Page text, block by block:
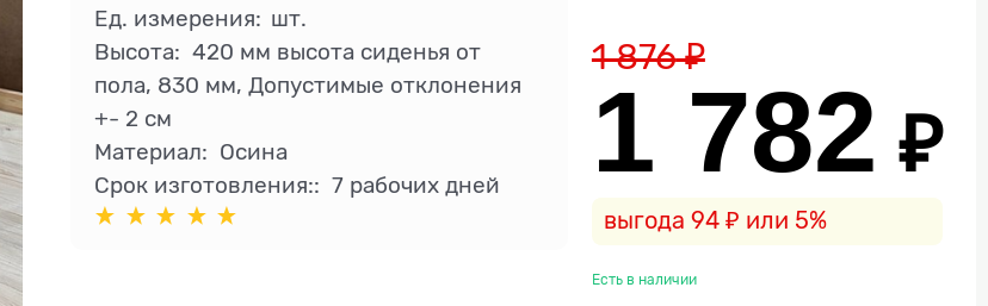
Ед. измерения: шт.
Высота: 420 мм высота сиденья от
пола, 830 мм, Допустимые отклонения
+- 2 см
Материал: Осина
Срок изготовления:: 7 рабочих дней
1 876 ₽
1 782 ₽
выгода 94 ₽ или 5%
Есть в наличии